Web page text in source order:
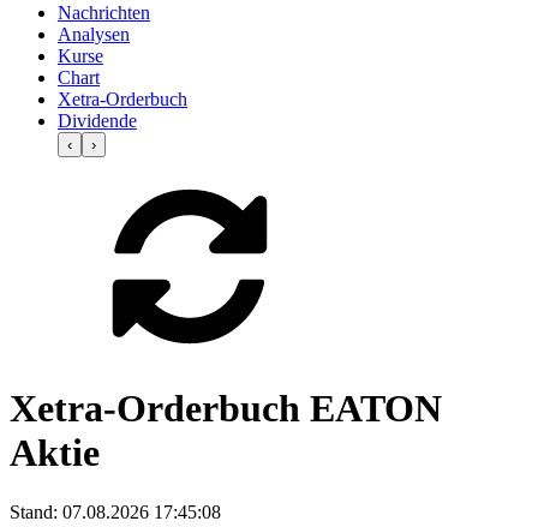
Nachrichten
Analysen
Kurse
Chart
Xetra-Orderbuch
Dividende
‹ ›
Xetra-Orderbuch EATON
Aktie
Stand: 07.08.2026 17:45:08